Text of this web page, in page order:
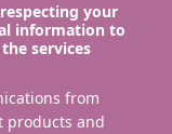
your
information to
services
from
products and